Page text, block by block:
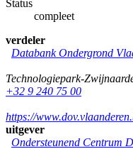
Status
compleet
verdeler
Databank Ondergrond
Technologiepark-
+32 9 240 75 00
https://
uitgever
Ondersteunend Centrum